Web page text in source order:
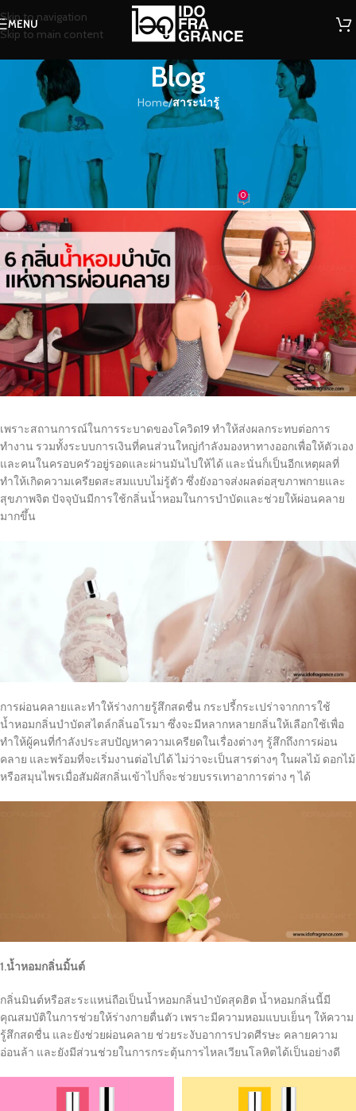
Skip to navigation
Skip to main content
MENU
Blog
Home/สาระน่ารู้
สาระน่ารู้
6 กลิ่นน้ำหอมบำบัดแห่งการผ่อน
คลาย
น้ำหอม On 03/05/2022 0
เพราะสถานการณ์ในการระบาดของโควิด19 ทำให้ส่งผลกระทบต่อการ
ทำงาน รวมทั้งระบบการเงินที่คนส่วนใหญ่กำลังมองหาทางออกเพื่อให้ตัวเอง
และคนในครอบครัวอยู่รอดและผ่านมันไปให้ได้ และนั่นก็เป็นอีกเหตุผลที่
ทำให้เกิดความเครียดสะสมแบบไม่รู้ตัว ซึ่งยังอาจส่งผลต่อสุขภาพกายและ
สุขภาพจิต ปัจจุบันมีการใช้กลิ่นน้ำหอมในการบำบัดและช่วยให้ผ่อนคลาย
มากขึ้น
การผ่อนคลายและทำให้ร่างกายรู้สึกสดชื่น กระปรี้กระเปร่าจากการใช้
น้ำหอมกลิ่นบำบัดสไตล์กลิ่นอโรมา ซึ่งจะมีหลากหลายกลิ่นให้เลือกใช้เพื่อ
ทำให้ผู้คนที่กำลังประสบปัญหาความเครียดในเรื่องต่างๆ รู้สึกถึงการผ่อน
คลาย และพร้อมที่จะเริ่มงานต่อไปได้ ไม่ว่าจะเป็นสารต่างๆ ในผลไม้ ดอกไม้
หรือสมุนไพรเมื่อสัมผัสกลิ่นเข้าไปก็จะช่วยบรรเทาอาการต่าง ๆ ได้
1.น้ำหอมกลิ่นมิ้นต์
กลิ่นมินต์หรือสะระแหน่ถือเป็นน้ำหอมกลิ่นบำบัดสุดฮิต น้ำหอมกลิ่นนี้มี
คุณสมบัติในการช่วยให้ร่างกายตื่นตัว เพราะมีความหอมแบบเย็นๆ ให้ความ
รู้สึกสดชื่น และยังช่วยผ่อนคลาย ช่วยระงับอาการปวดศีรษะ คลายความ
อ่อนล้า และยังมีส่วนช่วยในการกระตุ้นการไหลเวียนโลหิตได้เป็นอย่างดี